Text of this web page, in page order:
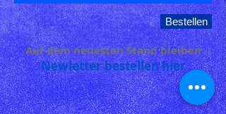
Auf dem neuesten Stand bleiben
Newletter bestellen hier
Bestellen